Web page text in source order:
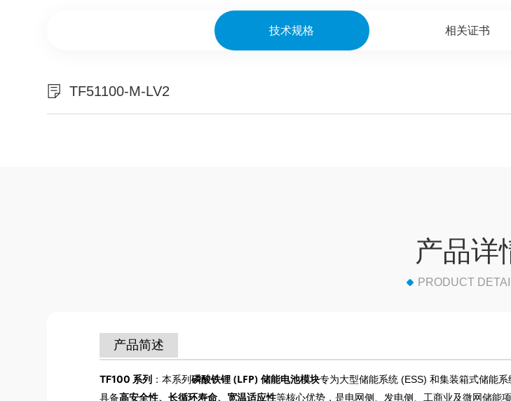
技术规格 相关证书
TF51100-M-LV2
产品详
PRODUCT
产品简述
TF100 系列 ：本系列磷酸铁锂 (LFP) 储能电池模块专为大型储能系统 (ESS) 和集装箱式储能
具备高安全性、长循环寿命、宽温适应性等核心优势，是电网侧、发电侧、工商业及微网储能项